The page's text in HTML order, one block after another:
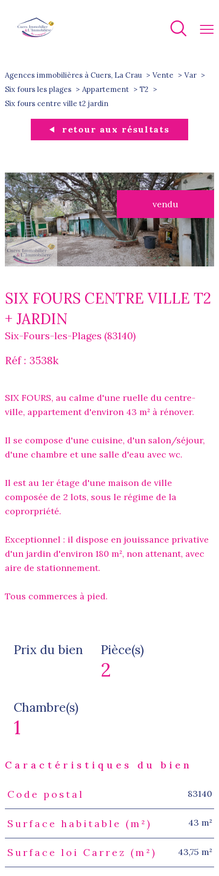
Agences immobilières à Cuers, La Crau Vente
Var
Six fours les plages
Appartement
T2
six fours centre ville t2 jardin
retour aux résultats
vendu
SIX FOURS CENTRE VILLE T2
+ JARDIN
Six-Fours-les-Plages (83140)
Réf : 3538k
SIX FOURS, au calme d'une ruelle du centre-
ville, appartement d'environ 43 m² à rénover.
Il se compose d'une cuisine, d'un salon/séjour,
d'une chambre et une salle d'eau avec wc.
Il est au 1er étage d'une maison de ville
composée de 2 lots, sous le régime de la
coprorpriété.
Exceptionnel : il dispose en jouissance privative
d'un jardin d'environ 180 m², non attenant, avec
aire de stationnement.
Tous commerces à pied.
Prix du bien Pièce(s)
2
Chambre(s)
1
Caractéristiques du bien
Caractéristiques Valeurs
Code postal 83140
Surface habitable (m²) 43 m²
Surface loi Carrez (m²) 43,75 m²